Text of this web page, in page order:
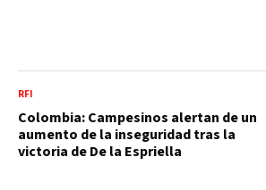
RFI
Colombia: Campesinos alertan de un
aumento de la inseguridad tras la
victoria de De la Espriella